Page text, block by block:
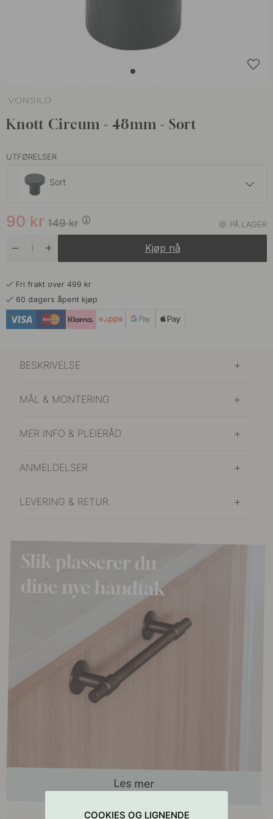
Knott Circum - 48mm - Sort
UTFØRELSER
Sort
Eik På lager
På lager
Valnøtt
Valnøtt 149 kr
129 kr
149kr
90 kr PÅ LAGER
Kjøp nå
Fri frakt over 499 kr
60 dagers åpent kjøp
BESKRIVELSE
MÅL & MONTERING
MER INFO & PLEIERÅD
ANMELDELSER
LEVERING & RETUR
COOKIES OG LIGNENDE